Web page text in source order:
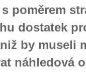
po­mě­rem
do­sta­tek
by mu­se­li
ná­hle­do­vá